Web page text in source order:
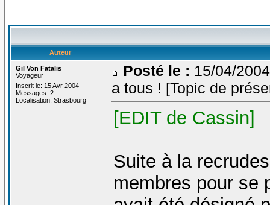
Auteur
Gil Von Fatalis
Voyageur
Inscrit le: 15 Avr 2004
Messages: 2
Localisation: Strasbourg
Posté le : 15/04/
a tous ! [Topic de
[EDIT de Cassin]
Suite à la
membres pour se